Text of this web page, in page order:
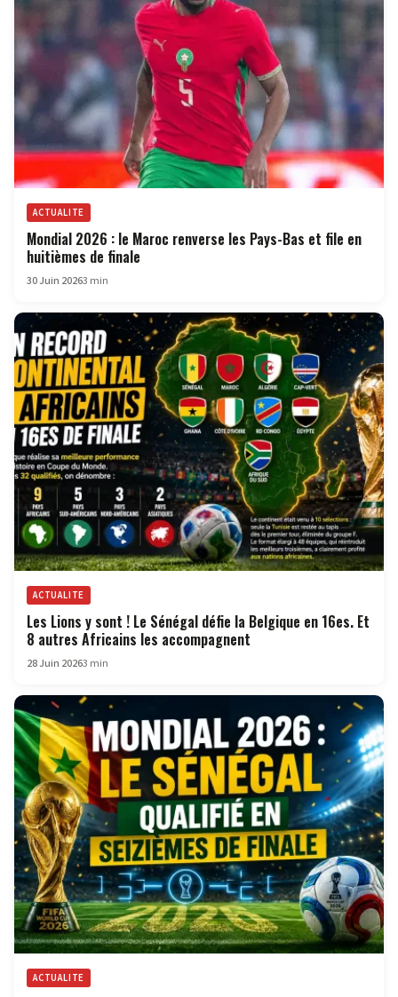
ACTUALITE
Mondial 2026 : le Maroc renverse les Pays-Bas et file en
huitièmes de finale
30 Juin 20263 min
ACTUALITE
Les Lions y sont ! Le Sénégal défie la Belgique en 16es. Et
8 autres Africains les accompagnent
28 Juin 20263 min
ACTUALITE